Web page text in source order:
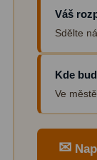
Váš
Sdělte
Kde
Ve
✉